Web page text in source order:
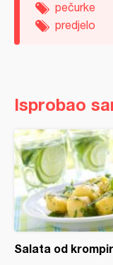
pečurke
predjelo
Isprobao
Salata od